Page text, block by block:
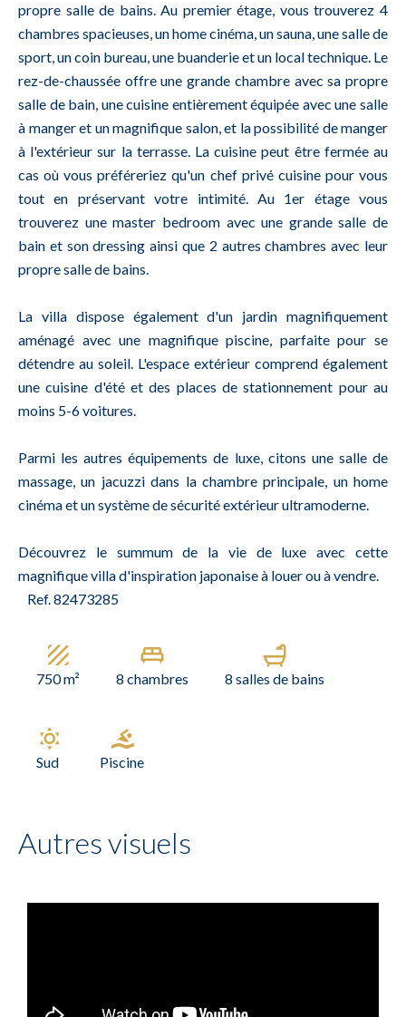
propre salle de bains. Au premier étage, vous trouverez 4
chambres spacieuses, un home cinéma, un sauna, une salle de
sport, un coin bureau, une buanderie et un local technique. Le
rez-de-chaussée offre une grande chambre avec sa propre
salle de bain, une cuisine entièrement équipée avec une salle
à manger et un magnifique salon, et la possibilité de manger
à l'extérieur sur la terrasse. La cuisine peut être fermée au
cas où vous préféreriez qu'un chef privé cuisine pour vous
tout en préservant votre intimité. Au 1er étage vous
trouverez une master bedroom avec une grande salle de
bain et son dressing ainsi que 2 autres chambres avec leur
propre salle de bains.
La villa dispose également d'un jardin magnifiquement
aménagé avec une magnifique piscine, parfaite pour se
détendre au soleil. L'espace extérieur comprend également
une cuisine d'été et des places de stationnement pour au
moins 5-6 voitures.
Parmi les autres équipements de luxe, citons une salle de
massage, un jacuzzi dans la chambre principale, un home
cinéma et un système de sécurité extérieur ultramoderne.
Découvrez le summum de la vie de luxe avec cette
magnifique villa d'inspiration japonaise à louer ou à vendre.
Ref. 82473285
750 m² 8 chambres 8 salles de bains
Sud Piscine
Autres visuels